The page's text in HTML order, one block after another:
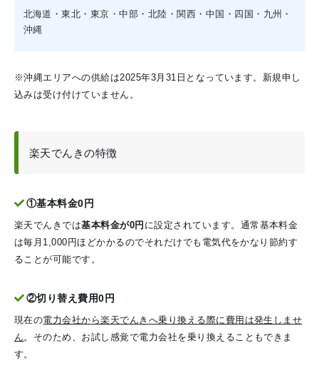
北海道・東北・東京・中部・北陸・関西・中国・四国・九州・
沖縄
※沖縄エリアへの供給は2025年3月31日となっています。新規申し
込みは受け付けていません。
楽天でんきの特徴
①基本料金0円
楽天でんきでは基本料金が0円 に設定されています。通常基本料金
は毎月1,000円ほどかかるのでそれだけでも電気代をかなり節約す
ることが可能です。
②切り替え費用0円
現在の電力会社から楽天でんきへ乗り換える際に費用は発生しませ
ん。そのため、お試し感覚で電力会社を乗り換えることもできま
す。